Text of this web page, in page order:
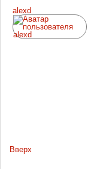
alexd
Вверх